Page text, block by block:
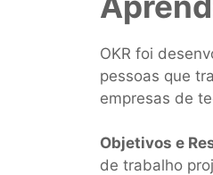
OKR foi
pessoas que
empresas de
Objetivos e
de trabalho